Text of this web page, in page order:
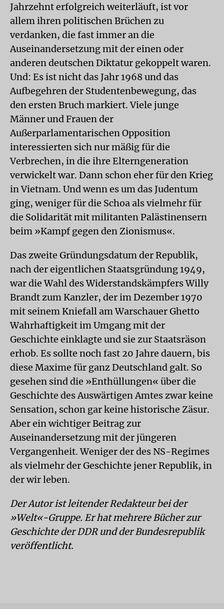
Jahrzehnt erfolgreich weiterläuft, ist vor
allem ihren politischen Brüchen zu
verdanken, die fast immer an die
Auseinandersetzung mit der einen oder
anderen deutschen Diktatur gekoppelt waren.
Und: Es ist nicht das Jahr 1968 und das
Aufbegehren der Studentenbewegung, das
den ersten Bruch markiert. Viele junge
Männer und Frauen der
Außerparlamentarischen Opposition
interessierten sich nur mäßig für die
Verbrechen, in die ihre Elterngeneration
verwickelt war. Dann schon eher für den Krieg
in Vietnam. Und wenn es um das Judentum
ging, weniger für die Schoa als vielmehr für
die Solidarität mit militanten Palästinensern
beim »Kampf gegen den Zionismus«.
Das zweite Gründungsdatum der Republik,
nach der eigentlichen Staatsgründung 1949,
war die Wahl des Widerstandskämpfers Willy
Brandt zum Kanzler, der im Dezember 1970
mit seinem Kniefall am Warschauer Ghetto
Wahrhaftigkeit im Umgang mit der
Geschichte einklagte und sie zur Staatsräson
erhob. Es sollte noch fast 20 Jahre dauern, bis
diese Maxime für ganz Deutschland galt. So
gesehen sind die »Enthüllungen« über die
Geschichte des Auswärtigen Amtes zwar keine
Sensation, schon gar keine historische Zäsur.
Aber ein wichtiger Beitrag zur
Auseinandersetzung mit der jüngeren
Vergangenheit. Weniger der des NS-Regimes
als vielmehr der Geschichte jener Republik, in
der wir leben.
Der Autor ist leitender Redakteur bei der
»Welt«-Gruppe. Er hat mehrere Bücher zur
Geschichte der DDR und der Bundesrepublik
veröffentlicht.